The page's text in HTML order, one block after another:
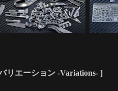
リエーション -Variations- ]